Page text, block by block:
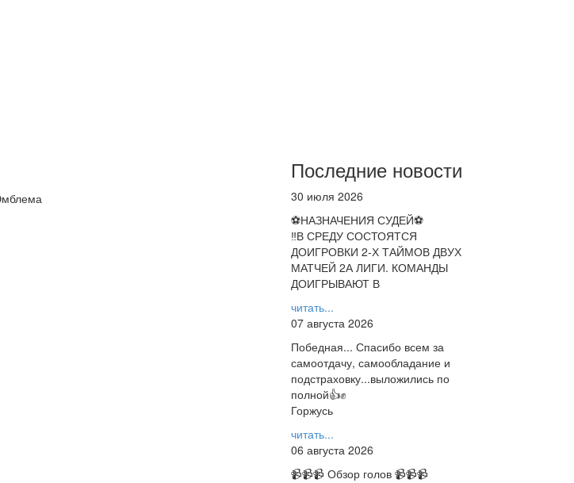
Последние новости
30 июля 2026
⚽НАЗНАЧЕНИЯ СУДЕЙ⚽
‼В СРЕДУ СОСТОЯТСЯ
ДОИГРОВКИ 2-Х ТАЙМОВ ДВУХ
МАТЧЕЙ 2А ЛИГИ. КОМАНДЫ
ДОИГРЫВАЮТ В
читать...
07 августа 2026
Победная... Спасибо всем за
самоотдачу, самообладание и
подстраховку...выложились по
полной👍✊
Горжусь
читать...
06 августа 2026
📹📹📹 Обзор голов 📹📹📹